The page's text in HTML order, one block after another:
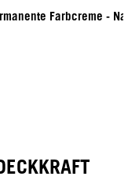
Farbcreme -